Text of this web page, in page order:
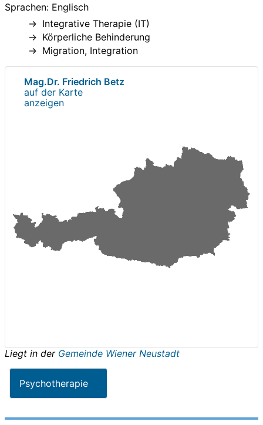
Sprachen: Englisch
Integrative Therapie (IT)
Körperliche Behinderung
Migration, Integration
Mag.Dr. Friedrich Betz
auf der Karte
anzeigen
Liegt in der Gemeinde Wiener Neustadt
Psychotherapie